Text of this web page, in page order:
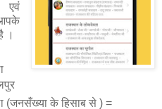
एवं
।
(जनसँख्या के हिसाब से ) =